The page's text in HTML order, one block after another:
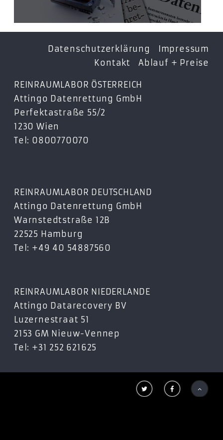
Datenschutzerklärung
Impressum
Kontakt
Ablauf + Preise
REINRAUMLABOR ÖSTERREICH
Attingo Datenrettung GmbH
Perfektastraße 55/2
1230 Wien
Tel: 0800770070
REINRAUMLABOR DEUTSCHLAND
Attingo Datenrettung GmbH
Warnstedtstraße 12B
22525 Hamburg
Tel: +49 40 54887560
REINRAUMLABOR NIEDERLANDE
Attingo Datarecovery BV
Luzernestraat 51
2153 GM Nieuw-Vennep
Tel: +31 252 621625
  